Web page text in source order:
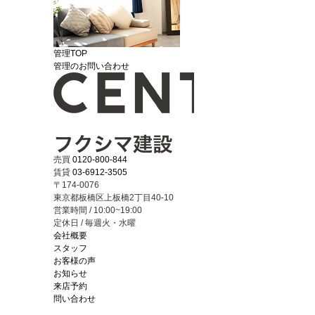
管理TOP
管理のお問い合わせ
売買 0120-800-844
賃貸 03-6912-3505
〒174-0076
東京都板橋区上板橋2丁目40-10
営業時間 / 10:00~19:00
定休日 / 毎週火・水曜
会社概要
スタッフ
お客様の声
お知らせ
来店予約
問い合わせ